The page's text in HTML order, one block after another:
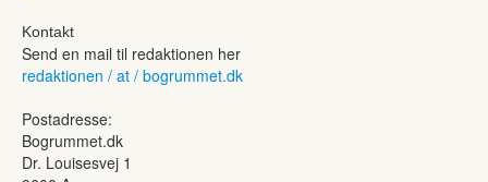
Kontakt
Send en mail til redaktionen her
redaktionen / at / bogrummet.dk
Postadresse:
Bogrummet.dk
Dr. Louisesvej 1